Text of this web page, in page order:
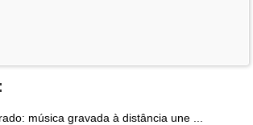
música gravada à distância une ...